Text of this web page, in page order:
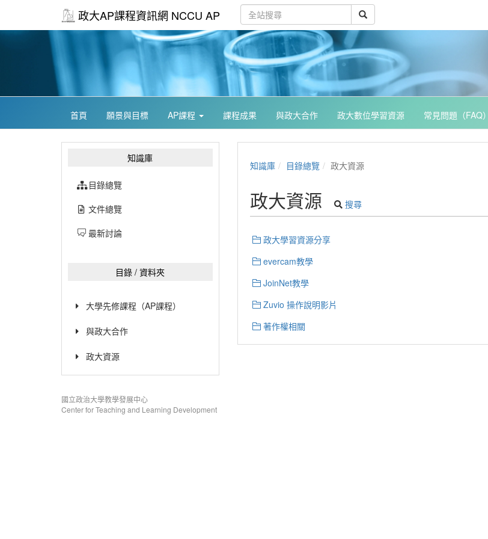
政大AP課程資訊網 NCCU AP
首頁 願景與目標 AP課程 課程成果 與政大合作 政大數位學習資源 常見問題（FAQ）
知識庫
目錄總覽
文件總覽
最新討論
目錄 / 資料夾
大學先修課程（AP課程）
與政大合作
政大資源
知識庫 目錄總覽 政大資源
政大資源 搜尋
政大學習資源分享
evercam教學
JoinNet教學
Zuvio 操作說明影片
著作權相關
國立政治大學教學發展中心
Center for Teaching and Learning Development